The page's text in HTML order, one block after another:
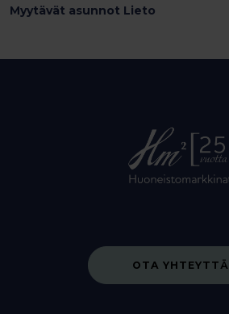
Myytävät asunnot Lieto
OTA YHTEYTTÄ